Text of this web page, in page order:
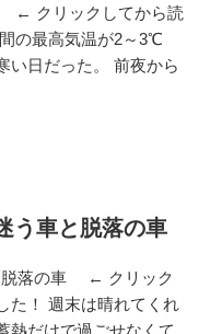
← クリックしてから読
の最高気温が2～3℃
い日だった。 前夜から
う車と脱落の車
脱落の車 ← クリック
た！ 週末は晴れてくれ
熱だけで過ごせなくて